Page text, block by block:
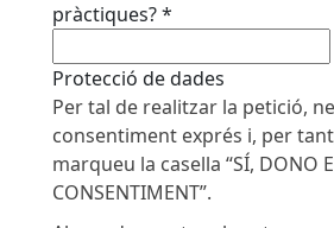
pràctiques?*
Protecció de dades
Per tal de realitzar la petició,
consentiment exprés i, per
marqueu la casella “SÍ, DONO
CONSENTIMENT”.